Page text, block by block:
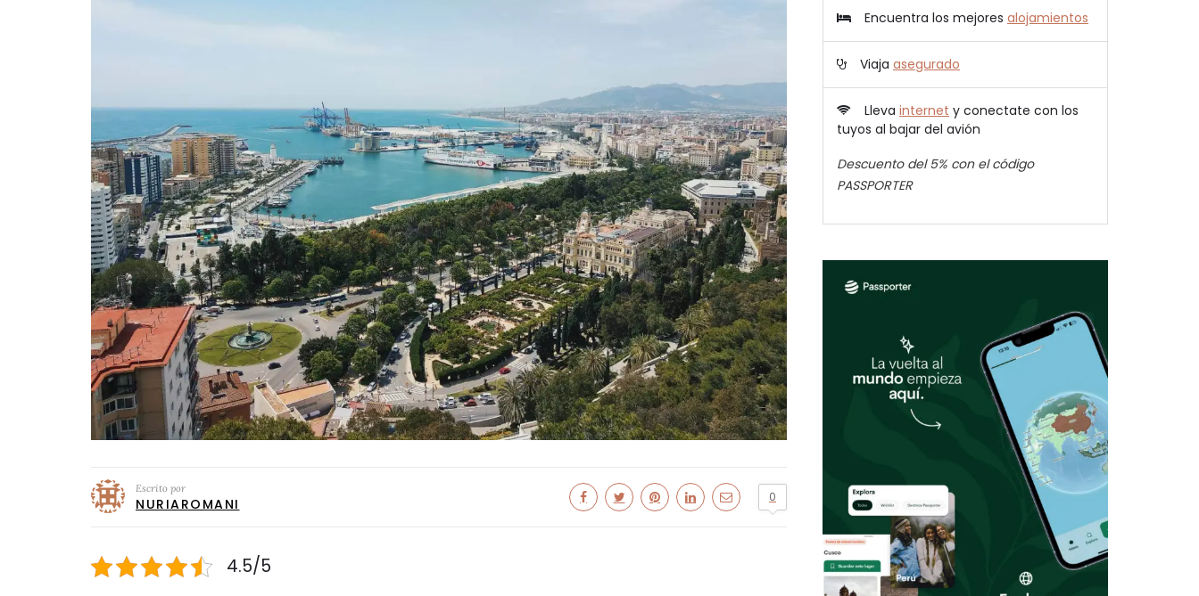
Escrito por
NURIAROMANI 0
4.5/5
Encuentra los mejores alojamientos
Viaja asegurado
Lleva internet y conectate con los
tuyos al bajar del avión
Descuento del 5% con el código
PASSPORTER